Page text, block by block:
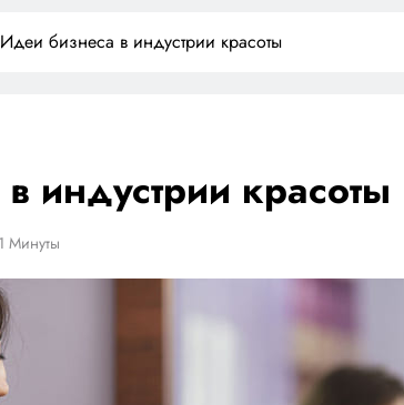
Идеи бизнеса в индустрии красоты
индустрии красоты
1 Минуты